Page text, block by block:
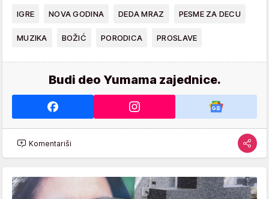
IGRE NOVA GODINA DEDA MRAZ PESME ZA DECU
MUZIKA BOŽIĆ PORODICA PROSLAVE
Budi deo Yumama zajednice.
Komentariši